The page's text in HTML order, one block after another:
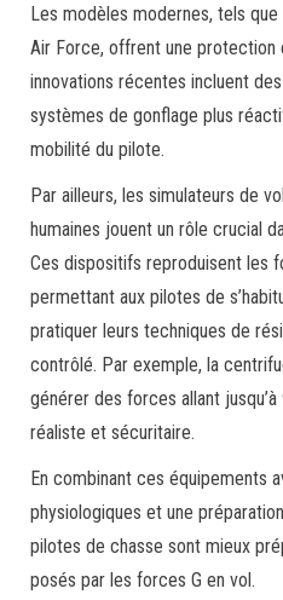
Les modèles modernes, tels que
Air Force, offrent une protection
innovations récentes incluent
systèmes de gonflage plus
mobilité du pilote.
Par ailleurs, les simulateurs de
humaines jouent un rôle crucial
Ces dispositifs reproduisent les
permettant aux pilotes de
pratiquer leurs techniques de
contrôlé. Par exemple, la
générer des forces allant
réaliste et sécuritaire.
En combinant ces équipements
physiologiques et une
pilotes de chasse sont mieux
posés par les forces G en vol.